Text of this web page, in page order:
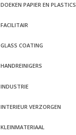
DOEKEN PAPIER EN PLASTICS
FACILITAIR
GLASS COATING
HANDREINIGERS
INDUSTRIE
INTERIEUR VERZORGEN
KLEINMATERIAAL